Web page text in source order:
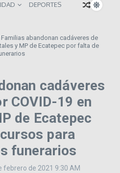
DEPORTES
Familias abandonan cadáveres de
y MP de Ecatepec por falta de
cadáveres
COVID-19 en
de Ecatepec
para
funerarios
febrero de 2021 9:30 AM